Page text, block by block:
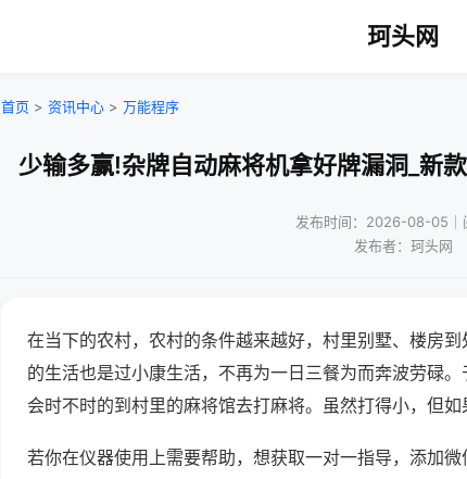
珂头网
首页 > 资讯中心 > 万能程序
少输多赢!杂牌自动麻将机拿好牌漏洞_新
发布时间：2026-08-05｜
发布者：珂头网
在当下的农村，农村的条件越来越好，村里别墅、楼房
的生活也是过小康生活，不再为一日三餐为而奔波劳碌
会时不时的到村里的麻将馆去打麻将。虽然打得小，但如
若你在仪器使用上需要帮助，想获取一对一指导，添加